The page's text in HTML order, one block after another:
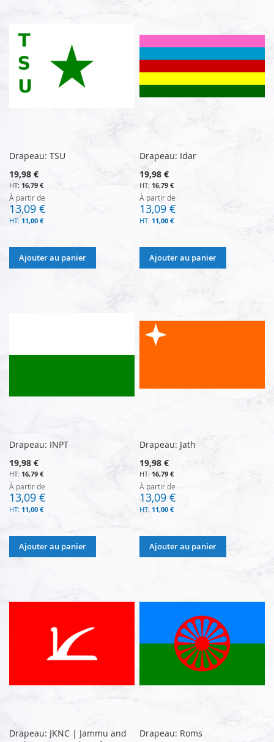
Drapeau: TSU
19,98 €
16,79 €
À partir de
13,09 €
11,00 €
Ajouter au panier
Drapeau: Idar
19,98 €
16,79 €
À partir de
13,09 €
11,00 €
Ajouter au panier
Drapeau: INPT
19,98 €
16,79 €
À partir de
13,09 €
11,00 €
Ajouter au panier
Drapeau: Jath
19,98 €
16,79 €
À partir de
13,09 €
11,00 €
Ajouter au panier
Drapeau: JKNC | Jammu and
Drapeau: Roms